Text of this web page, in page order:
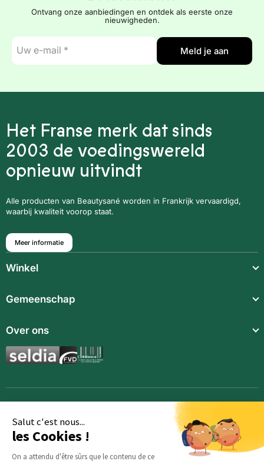
Salut c'est nous...
les Cookies !
On a attendu d'être sûrs que le contenu de ce
Ontvang onze aanbiedingen en ontdek als eerste onze
nieuwigheden.
E-
mail
*
Meld je aan
Het Franse merk dat sinds
2003 de voedingswereld
opnieuw uitvindt
Alle producten van Beautysané worden in Frankrijk vervaardigd,
waarbij kwaliteit voorop staat.
Meer informatie
Winkel
Voedings supplementen
Aromatische synergieën
Gemeenschap
Over ons